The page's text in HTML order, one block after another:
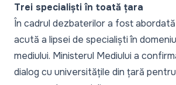
Trei specialiști în toată țara
În cadrul dezbaterilor a fost
acută a lipsei de specialiști în
mediului. Ministerul Mediului a
dialog cu universitățile din țară